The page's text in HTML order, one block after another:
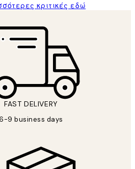
κριτικές εδώ
FAST DELIVERY
9 business days